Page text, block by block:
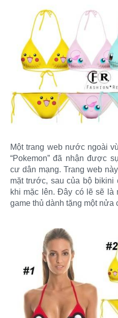
Một trang web nước ngoài
“Pokemon” đã nhận được
cư dân mạng. Trang web
mặt trước, sau của bộ
khi mặc lên. Đây có lẽ sẽ là
game thủ dành tặng một nửa